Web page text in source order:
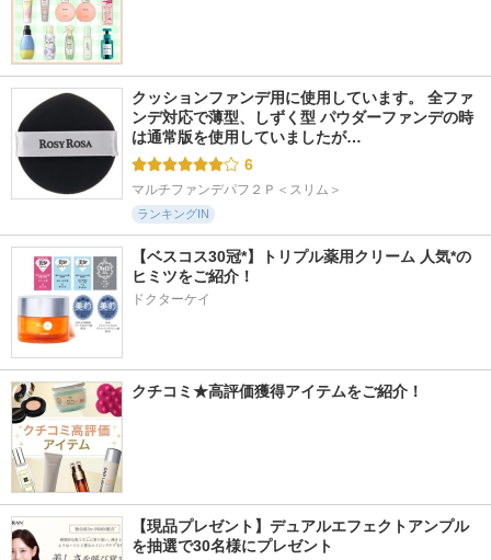
クッションファンデ用に使用しています。 全ファ
ンデ対応で薄型、しずく型 パウダーファンデの時
は通常版を使用していましたが…
6
マルチファンデパフ２Ｐ＜スリム＞
ランキングIN
【ベスコス30冠*】トリプル薬用クリーム 人気*の
ヒミツをご紹介！
ドクターケイ
クチコミ★高評価獲得アイテムをご紹介！
【現品プレゼント】デュアルエフェクトアンプル
を抽選で30名様にプレゼント